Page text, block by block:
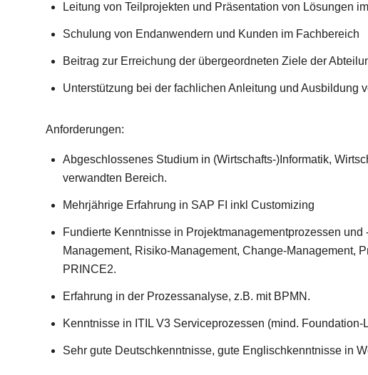
Leitung von Teilprojekten und Präsentation von Lösungen
Schulung von Endanwendern und Kunden im Fachbereich
Beitrag zur Erreichung der übergeordneten Ziele der
Unterstützung bei der fachlichen Anleitung und Ausbildung
Anforderungen:
Abgeschlossenes Studium in (Wirtschafts-)Informatik,
verwandten Bereich.
Mehrjährige Erfahrung in SAP FI inkl Customizing
Fundierte Kenntnisse in Projektmanagementprozessen
Management, Risiko-Management, Change-Management,
PRINCE2.
Erfahrung in der Prozessanalyse, z.B. mit BPMN.
Kenntnisse in ITIL V3 Serviceprozessen (mind. Foundation-
Sehr gute Deutschkenntnisse, gute Englischkenntnisse in